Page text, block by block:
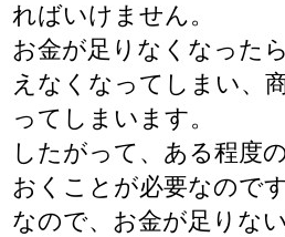
ればいけません。
お金が足りなくなった
えなくなってしまい、
ってしまいます。
したがって、ある程度
おくことが必要なのです
なので、お金が足りな